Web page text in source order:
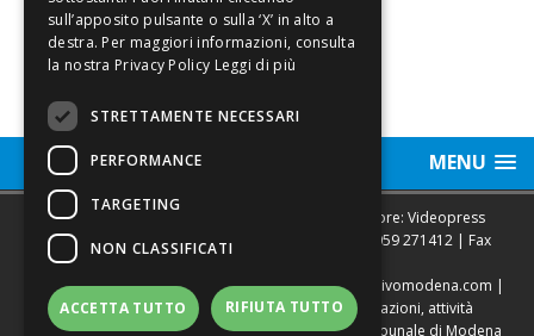
MENU
Sede legale, Redazione, pubblicità e annunci Editore: Videopress
Modena S.r.l. via Emilia Est, 402/6 - Modena | Tel.
059 271412 | Fax
Direttore Resp. Giovanni Botti | email:redazione@vivomodena.com |
www.vivomodena.it | Diffusione gratuita in abitazioni, attività
commerciali, edicole di Modena. Autorizzazione Tribunale di Modena
Leggi di più
STRETTAMENTE NECESSARI
PERFORMANCE
TARGETING
NON CLASSIFICATI
ACCETTA TUTTO RIFIUTA TUTTO